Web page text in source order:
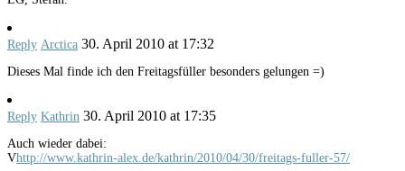
Reply Arctica 30. April 2010 at 17:32
Dieses Mal finde ich den Freitagsfüller besonders gelungen =)
Reply Kathrin 30. April 2010 at 17:35
Auch wieder dabei:
Vhttp://www.kathrin-alex.de/kathrin/2010/04/30/freitags-fuller-57/